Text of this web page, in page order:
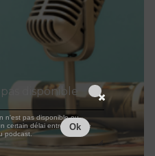
disponible
n'est pas disponible ou
certain délai entre la fin de
podcast.
Ok